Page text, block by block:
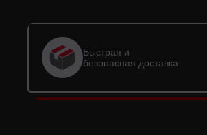
Быстрая и
безопасная доставка